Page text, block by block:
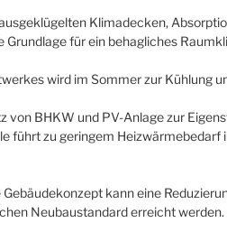
Klimadecken,
für ein behagliches
wird im Sommer zur Kühlung
von BHKW und PV-Anlage zur
führt zu geringem Heizwärmebedarf
kann eine
Neubaustandard erreicht werden.